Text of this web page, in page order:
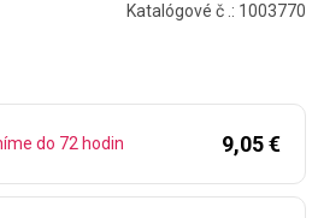
Katalógové č .: 1003770
do 72 hodin 9,05 €